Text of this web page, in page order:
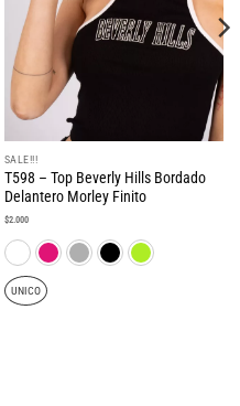
SALE!!!
T598 – Top Beverly Hills Bordado
Delantero Morley Finito
$2.000
UNICO